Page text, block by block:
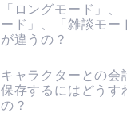
「ロングモード」、
ード」、「雑談モー
が違うの？
キャラクターとの会
保存するにはどうす
の？